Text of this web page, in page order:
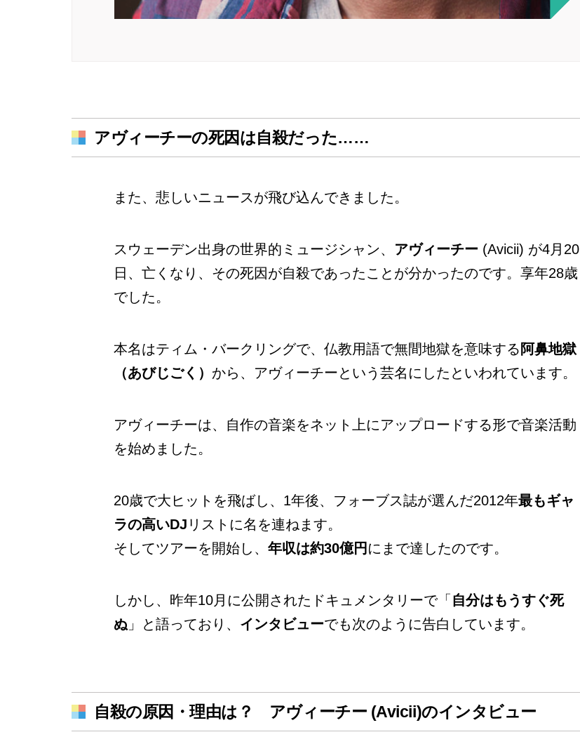
アヴィーチーの死因は自殺だった……
また、悲しいニュースが飛び込んできました。
スウェーデン出身の世界的ミュージシャン、 アヴィーチー (Avicii) が4月20
日、亡くなり、その死因が自殺であったことが分かったのです。享年28歳
でした。
本名はティム・バークリングで、仏教用語で無間地獄を意味する 阿鼻地獄
（あびじごく） から、アヴィーチーという芸名にしたといわれています。
アヴィーチーは、自作の音楽をネット上にアップロードする形で音楽活動
を始めました。
20歳で大ヒットを飛ばし、1年後、フォーブス誌が選んだ2012年最もギャ
ラの高いDJ リストに名を連ねます。
そしてツアーを開始し、 年収は約30億円 にまで達したのです。
しかし、昨年10月に公開されたドキュメンタリーで「 自分はもうすぐ死
ぬ 」と語っており、 インタビューでも次のように告白しています。
自殺の原因・理由は？ アヴィーチー (Avicii)のインタビュー